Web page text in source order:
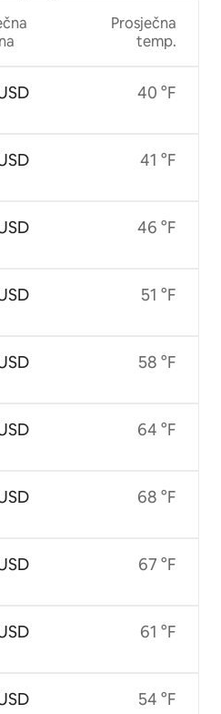
Prosječna
temp.
40 °F
41 °F
46 °F
51 °F
58 °F
64 °F
68 °F
67 °F
61 °F
54 °F